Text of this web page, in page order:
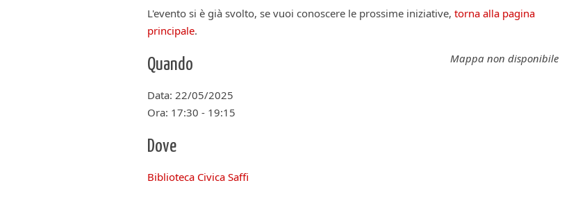
L'evento si è già svolto, se vuoi conoscere le prossime iniziative, torna alla pagina
principale.
Mappa non disponibile
Quando
Data: 22/05/2025
Ora: 17:30 - 19:15
Dove
Biblioteca Civica Saffi